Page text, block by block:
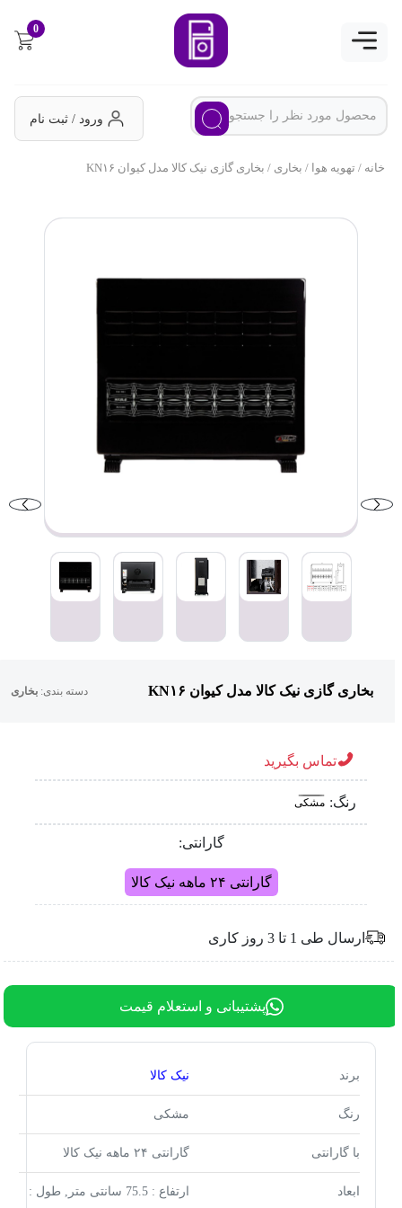
0
ورود / ثبت نام
خانه/ تهویه هوا/ بخاری/ بخاری گازی نیک کالا مدل کیوان KN۱۶
بخاری گازی نیک کالا مدل کیوان KN۱۶ دسته بندی:بخاری
تماس بگیرید
رنگ: مشکی
گارانتی:
گارانتی ۲۴ ماهه نیک کالا
ارسال طی 1 تا 3 روز کاری
پشتیبانی و استعلام قیمت
برند نیک کالا
رنگ مشکی
با گارانتی گارانتی ۲۴ ماهه نیک کالا
ابعاد ارتفاع : 75.5 سانتی متر, طول :